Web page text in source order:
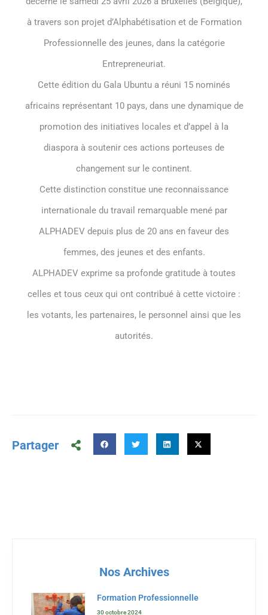
à travers son projet d’Alphabétisation et de Formation
Professionnelle des jeunes, dans la catégorie
Entrepreneuriat.
Cette édition du Gala Ubuntu a réuni 15 nominés
africains représentant 10 pays, dans une dynamique de
promotion des initiatives locales et d’appel à la
diaspora à soutenir ces actions porteuses de
changement sur le continent.
Cette distinction constitue une reconnaissance
internationale du travail remarquable mené par
ALPHADEV depuis plus de 20 ans en faveur des
femmes, des jeunes et des enfants.
ALPHADEV exprime sa profonde gratitude à toutes
celles et tous ceux qui ont contribué à cette victoire :
les votants, les partenaires, le personnel ainsi que les
autorités.
Partager
Nos Archives
Formation Professionnelle
30 octobre 2024